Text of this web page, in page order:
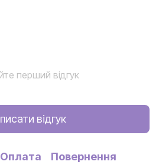
перший відгук
відгук
Оплата Повернення